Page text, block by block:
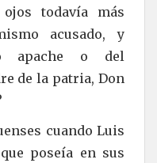
todavía más
acusado, y
apache o del
de la patria, Don
cuando Luis
poseía en sus